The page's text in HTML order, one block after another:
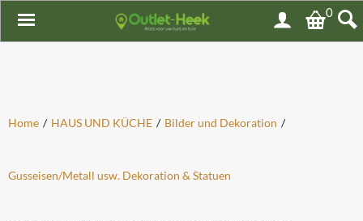
0
Home / HAUS UND KÜCHE / Bilder und Dekoration /
Gusseisen/Metall usw. Dekoration & Statuen